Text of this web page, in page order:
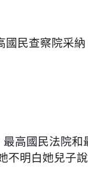
民查察院采納
高國民法院和
不明白她兒子